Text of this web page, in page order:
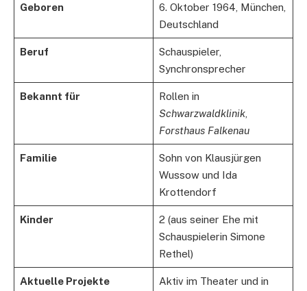
Geboren
6. Oktober 1964, München,
Deutschland
Beruf
Schauspieler,
Synchronsprecher
Bekannt für
Rollen in
Schwarzwaldklinik,
Forsthaus Falkenau
Familie
Sohn von Klausjürgen
Wussow und Ida
Krottendorf
Kinder
2 (aus seiner Ehe mit
Schauspielerin Simone
Rethel)
Aktuelle Projekte
Aktiv im Theater und in